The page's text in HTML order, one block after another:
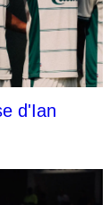
d'Ian